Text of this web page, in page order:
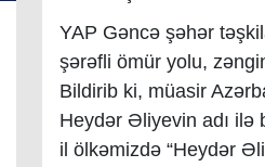
YAP Gəncə şəhər
şərəfli ömür yolu,
Bildirib ki, müasir
Heydər Əliyevin adı ilə
il ölkəmizdə “Heydər